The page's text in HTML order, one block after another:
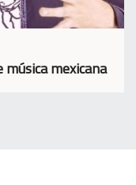
música mexicana